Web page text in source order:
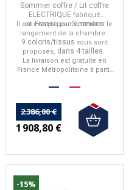
Sommier coffre / Lit coffre
ELECTRIQUE fabriqué
en FranceparSimmons
Il est conçu pour optimiser le
rangement de la chambre.
9 coloris/tissus vous sont
proposés, dans 4 tailles.
La livraison est gratuite en
France Métropolitaine à partir
2 386,00 €
1 908,80 €
-15%